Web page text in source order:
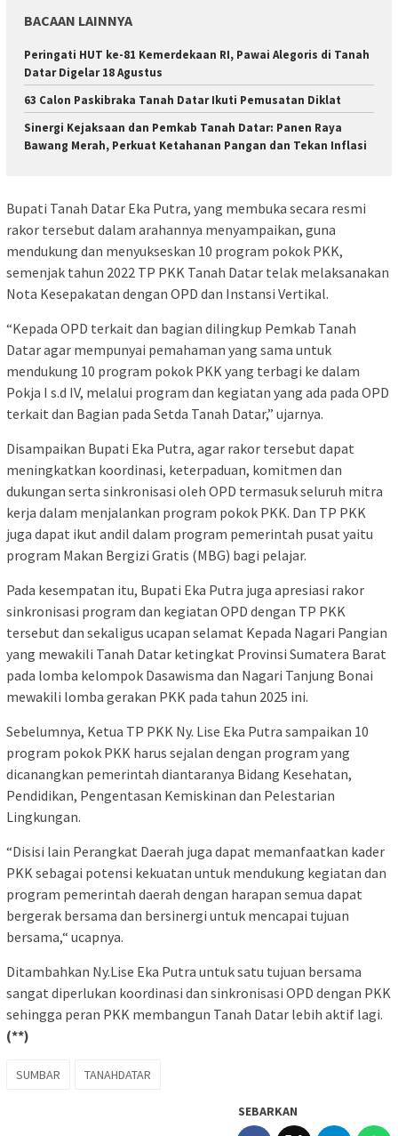
BACAAN LAINNYA
Peringati HUT ke-81 Kemerdekaan RI, Pawai Alegoris di Tanah
Datar Digelar 18 Agustus
63 Calon Paskibraka Tanah Datar Ikuti Pemusatan Diklat
Sinergi Kejaksaan dan Pemkab Tanah Datar: Panen Raya
Bawang Merah, Perkuat Ketahanan Pangan dan Tekan Inflasi
Bupati Tanah Datar Eka Putra, yang membuka secara resmi
rakor tersebut dalam arahannya menyampaikan, guna
mendukung dan menyukseskan 10 program pokok PKK,
semenjak tahun 2022 TP PKK Tanah Datar telak melaksanakan
Nota Kesepakatan dengan OPD dan Instansi Vertikal.
“Kepada OPD terkait dan bagian dilingkup Pemkab Tanah
Datar agar mempunyai pemahaman yang sama untuk
mendukung 10 program pokok PKK yang terbagi ke dalam
Pokja I s.d IV, melalui program dan kegiatan yang ada pada OPD
terkait dan Bagian pada Setda Tanah Datar,” ujarnya.
Disampaikan Bupati Eka Putra, agar rakor tersebut dapat
meningkatkan koordinasi, keterpaduan, komitmen dan
dukungan serta sinkronisasi oleh OPD termasuk seluruh mitra
kerja dalam menjalankan program pokok PKK. Dan TP PKK
juga dapat ikut andil dalam program pemerintah pusat yaitu
program Makan Bergizi Gratis (MBG) bagi pelajar.
Pada kesempatan itu, Bupati Eka Putra juga apresiasi rakor
sinkronisasi program dan kegiatan OPD dengan TP PKK
tersebut dan sekaligus ucapan selamat Kepada Nagari Pangian
yang mewakili Tanah Datar ketingkat Provinsi Sumatera Barat
pada lomba kelompok Dasawisma dan Nagari Tanjung Bonai
mewakili lomba gerakan PKK pada tahun 2025 ini.
Sebelumnya, Ketua TP PKK Ny. Lise Eka Putra sampaikan 10
program pokok PKK harus sejalan dengan program yang
dicanangkan pemerintah diantaranya Bidang Kesehatan,
Pendidikan, Pengentasan Kemiskinan dan Pelestarian
Lingkungan.
“Disisi lain Perangkat Daerah juga dapat memanfaatkan kader
PKK sebagai potensi kekuatan untuk mendukung kegiatan dan
program pemerintah daerah dengan harapan semua dapat
bergerak bersama dan bersinergi untuk mencapai tujuan
bersama,“ ucapnya.
Ditambahkan Ny.Lise Eka Putra untuk satu tujuan bersama
sangat diperlukan koordinasi dan sinkronisasi OPD dengan PKK
sehingga peran PKK membangun Tanah Datar lebih aktif lagi.
(**)
SUMBAR TANAHDATAR
SEBARKAN